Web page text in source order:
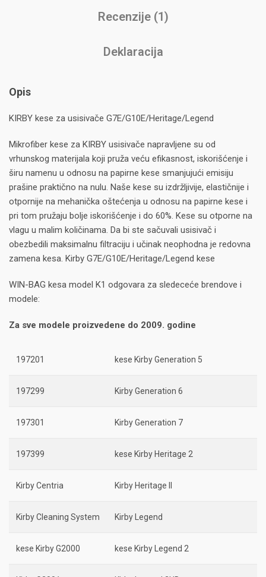
Recenzije (1)
Deklaracija
Opis
KIRBY kese za usisivače G7E/G10E/Heritage/Legend
Mikrofiber kese za KIRBY usisivače napravljene su od
vrhunskog materijala koji pruža veću efikasnost, iskorišćenje i
širu namenu u odnosu na papirne kese smanjujući emisiju
prašine praktično na nulu. Naše kese su izdržljivije, elastičnije i
otpornije na mehanička oštećenja u odnosu na papirne kese i
pri tom pružaju bolje iskorišćenje i do 60%. Kese su otporne na
vlagu u malim količinama. Da bi ste sačuvali usisivač i
obezbedili maksimalnu filtraciju i učinak neophodna je redovna
zamena kesa. Kirby G7E/G10E/Heritage/Legend kese
WIN-BAG kesa model K1 odgovara za sledeceće brendove i
modele:
Za sve modele proizvedene do 2009. godine
197201 kese Kirby Generation 5
197299 Kirby Generation 6
197301 Kirby Generation 7
197399 kese Kirby Heritage 2
Kirby Centria Kirby Heritage II
Kirby Cleaning System Kirby Legend
kese Kirby G2000 kese Kirby Legend 2